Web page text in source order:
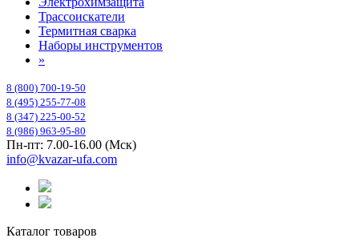
Трассоискатели
Термитная сварка
Наборы инструментов
»
8 (800) 700-19-50
8 (495) 255-77-08
8 (347) 225-00-52
8 (986) 963-95-80
Пн-пт: 7.00-16.00 (Мск)
info@kvazar-ufa.com
Каталог товаров